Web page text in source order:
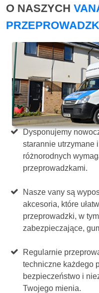
O NASZYCH
Dysponujemy
starannie utrzymane
różnorodnych
przeprowadzkami.
Nasze vany są
akcesoria, które
przeprowadzki, w
zabezpieczające,
Regularnie
techniczne każdego
bezpieczeństwo i
Twojego mienia.